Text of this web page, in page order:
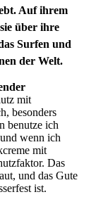
Auf ihrem
über ihre
Surfen und
der Welt.
mit
besonders
benutze ich
wenn ich
mit
Das
und das Gute
ist.